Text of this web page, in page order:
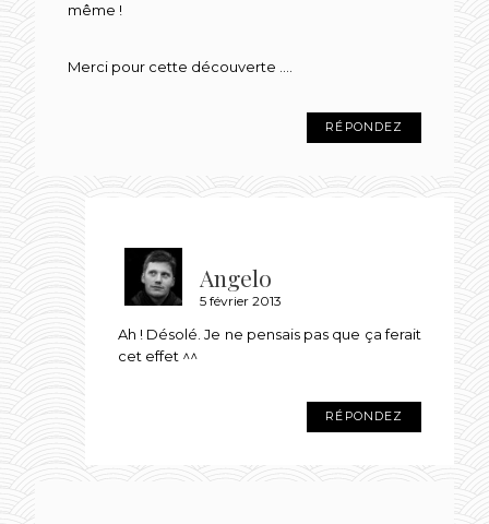
même !
Merci pour cette découverte ….
RÉPONDEZ
Angelo
5 février 2013
Ah ! Désolé. Je ne pensais pas que ça ferait
cet effet ^^
RÉPONDEZ